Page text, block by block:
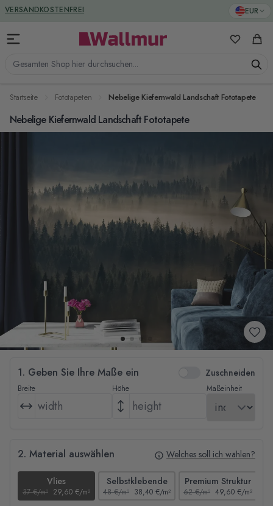
Zum Inhalt springen EUR
Gesamten Shop hier durchsuchen...
Meine
VERSANDKOSTENFREI
GREENGUARD ZERTIFIZIERT
Startseite Fototapeten Nebelige Kiefernwald Landschaft Fototapete
Nebelige Kiefernwald Landschaft Fototapete
1. Geben Sie Ihre Maße ein Zuschneiden
Breite Höhe Maßeinheit
2. Material auswählen Welches soll ich wählen?
Vlies
37 €/m² 29,60 €/m²
Selbstklebende
48 €/m² 38,40 €/m²
Premium Struktur
62 €/m² 49,60 €/m²